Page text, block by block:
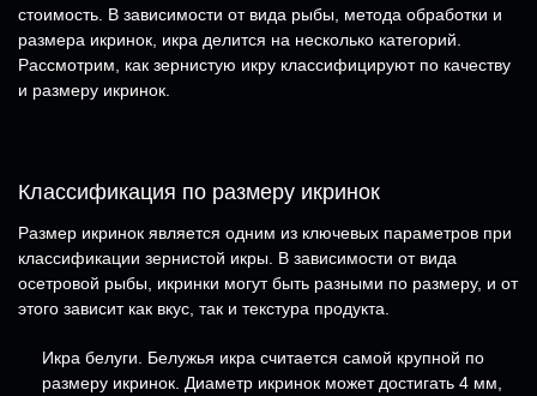
стоимость. В зависимости от вида рыбы, метода обработки и
размера икринок, икра делится на несколько категорий.
Рассмотрим, как зернистую икру классифицируют по качеству
и размеру икринок.
Классификация по размеру икринок
Размер икринок является одним из ключевых параметров при
классификации зернистой икры. В зависимости от вида
осетровой рыбы, икринки могут быть разными по размеру, и от
этого зависит как вкус, так и текстура продукта.
Икра белуги. Белужья икра считается самой крупной по
размеру икринок. Диаметр икринок может достигать 4 мм,